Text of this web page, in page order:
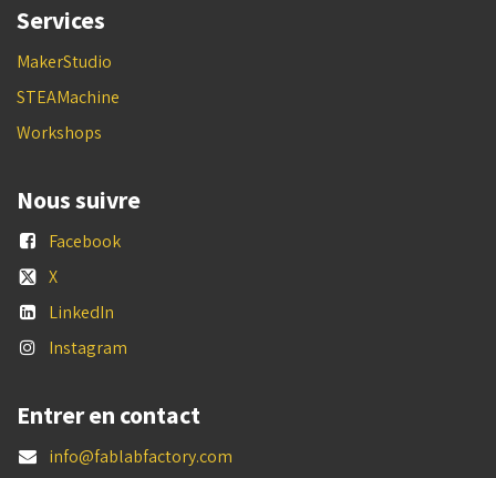
Services
MakerStudio
STEAMachine
Workshops
Nous suivre
Facebook
X
LinkedIn
Instagram
Entrer en contact
info@fablabfactory.com